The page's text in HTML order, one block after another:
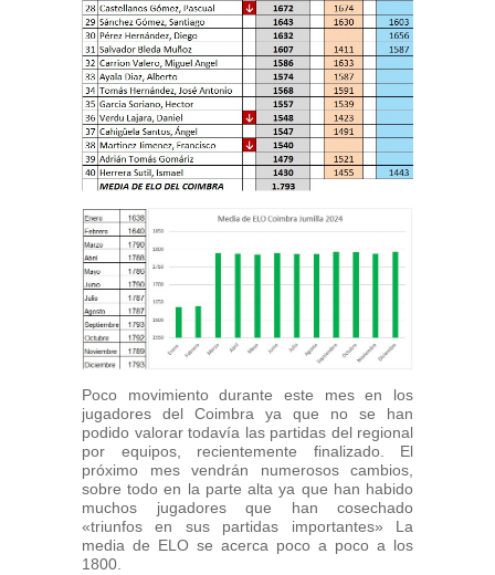
Poco movimiento durante este mes en los
jugadores del Coimbra ya que no se han
podido valorar todavía las partidas del regional
por equipos, recientemente finalizado. El
próximo mes vendrán numerosos cambios,
sobre todo en la parte alta ya que han habido
muchos jugadores que han cosechado
«triunfos en sus partidas importantes» La
media de ELO se acerca poco a poco a los
1800.